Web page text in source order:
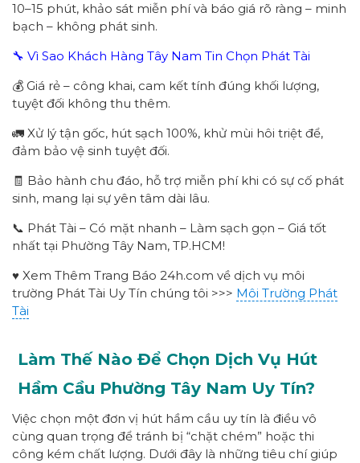
10–15 phút, khảo sát miễn phí và báo giá rõ ràng – minh
bạch – không phát sinh.
🔧 Vì Sao Khách Hàng Tây Nam Tin Chọn Phát Tài
💰 Giá rẻ – công khai, cam kết tính đúng khối lượng,
tuyệt đối không thu thêm.
🚛 Xử lý tận gốc, hút sạch 100%, khử mùi hôi triệt để,
đảm bảo vệ sinh tuyệt đối.
🧾 Bảo hành chu đáo, hỗ trợ miễn phí khi có sự cố phát
sinh, mang lại sự yên tâm dài lâu.
📞 Phát Tài – Có mặt nhanh – Làm sạch gọn – Giá tốt
nhất tại Phường Tây Nam, TP.HCM!
♥ Xem Thêm Trang Báo 24h.com về dịch vụ môi
trường Phát Tài Uy Tín chúng tôi >>> Môi Trường Phát
Tài
Làm Thế Nào Để Chọn Dịch Vụ Hút
Hầm Cầu Phường Tây Nam Uy Tín?
Việc chọn một đơn vị hút hầm cầu uy tín là điều vô
cùng quan trọng để tránh bị “chặt chém” hoặc thi
công kém chất lượng. Dưới đây là những tiêu chí giúp